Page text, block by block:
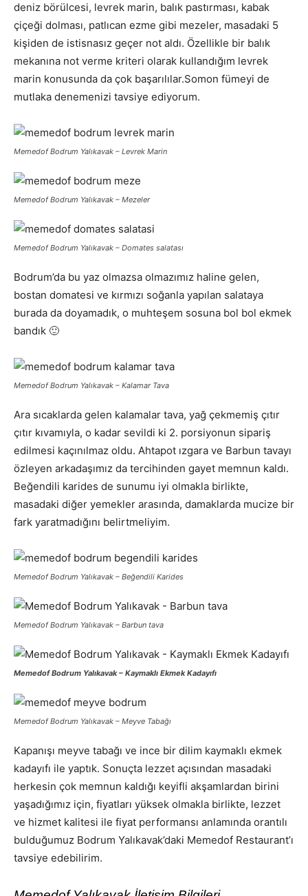
deniz börülcesi, levrek marin, balık pastırması, kabak
çiçeği dolması, patlıcan ezme gibi mezeler, masadaki 5
kişiden de istisnasız geçer not aldı. Özellikle bir balık
mekanına not verme kriteri olarak kullandığım levrek
marin konusunda da çok başarılılar.Somon fümeyi de
mutlaka denemenizi tavsiye ediyorum.
Memedof Bodrum Yalıkavak – Levrek Marin
Memedof Bodrum Yalıkavak – Mezeler
Memedof Bodrum Yalıkavak – Domates salatası
Bodrum’da bu yaz olmazsa olmazımız haline gelen,
bostan domatesi ve kırmızı soğanla yapılan salataya
burada da doyamadık, o muhteşem sosuna bol bol ekmek
bandık 🙂
Memedof Bodrum Yalıkavak – Kalamar Tava
Ara sıcaklarda gelen kalamalar tava, yağ çekmemiş çıtır
çıtır kıvamıyla, o kadar sevildi ki 2. porsiyonun sipariş
edilmesi kaçınılmaz oldu. Ahtapot ızgara ve Barbun tavayı
özleyen arkadaşımız da tercihinden gayet memnun kaldı.
Beğendili karides de sunumu iyi olmakla birlikte,
masadaki diğer yemekler arasında, damaklarda mucize bir
fark yaratmadığını belirtmeliyim.
Memedof Bodrum Yalıkavak – Beğendili Karides
Memedof Bodrum Yalıkavak – Barbun tava
Memedof Bodrum Yalıkavak – Kaymaklı Ekmek Kadayıfı
Memedof Bodrum Yalıkavak – Meyve Tabağı
Kapanışı meyve tabağı ve ince bir dilim kaymaklı ekmek
kadayıfı ile yaptık. Sonuçta lezzet açısından masadaki
herkesin çok memnun kaldığı keyifli akşamlardan birini
yaşadığımız için, fiyatları yüksek olmakla birlikte, lezzet
ve hizmet kalitesi ile fiyat performansı anlamında orantılı
bulduğumuz Bodrum Yalıkavak’daki Memedof Restaurant’ı
tavsiye edebilirim.